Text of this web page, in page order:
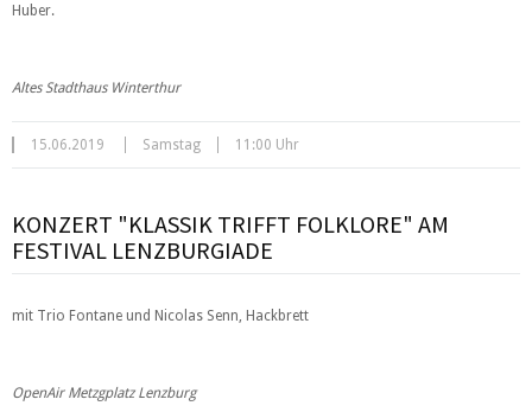
Huber.
Altes Stadthaus Winterthur
15.06.2019 Samstag 11:00 Uhr
KONZERT "KLASSIK TRIFFT FOLKLORE" AM
FESTIVAL LENZBURGIADE
mit Trio Fontane und Nicolas Senn, Hackbrett
OpenAir Metzgplatz Lenzburg